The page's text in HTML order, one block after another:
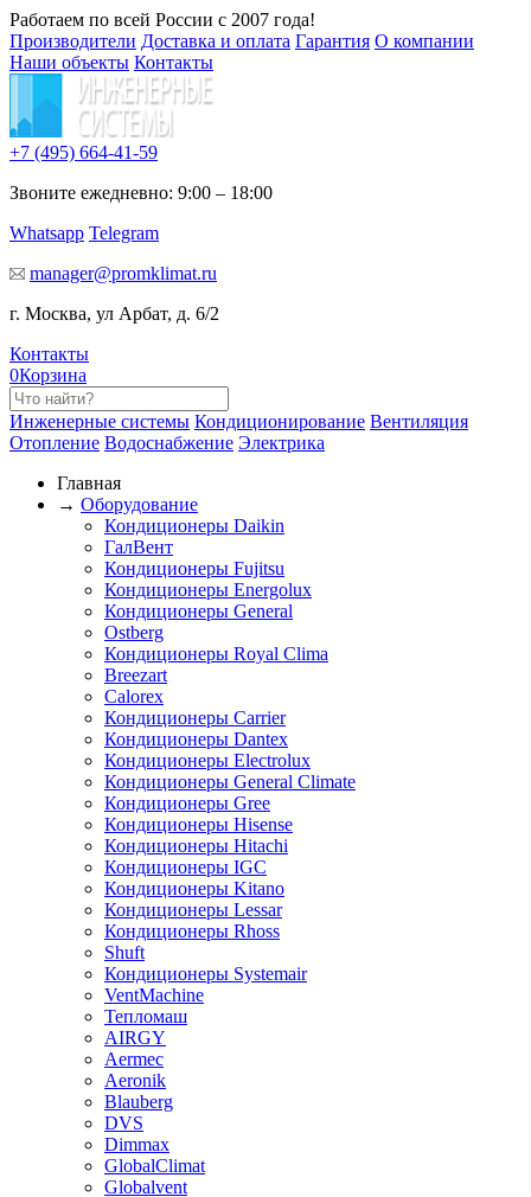
Работаем по всей России с 2007 года!
Производители Доставка и оплата Гарантия О компании
Наши объекты Контакты
+7 (495) 664-41-59
Звоните ежедневно: 9:00 – 18:00
Whatsapp Telegram
manager@promklimat.ru
г. Москва, ул Арбат, д. 6/2
Контакты
0Корзина
Инженерные системы Кондиционирование Вентиляция
Отопление Водоснабжение Электрика
Главная
→ Оборудование
Кондиционеры Daikin
ГалВент
Кондиционеры Fujitsu
Кондиционеры Energolux
Кондиционеры General
Ostberg
Кондиционеры Royal Clima
Breezart
Calorex
Кондиционеры Carrier
Кондиционеры Dantex
Кондиционеры Electrolux
Кондиционеры General Climate
Кондиционеры Gree
Кондиционеры Hisense
Кондиционеры Hitachi
Кондиционеры IGC
Кондиционеры Kitano
Кондиционеры Lessar
Кондиционеры Rhoss
Shuft
Кондиционеры Systemair
VentMachine
Тепломаш
AIRGY
Aermec
Aeronik
Blauberg
DVS
Dimmax
GlobalClimat
Globalvent